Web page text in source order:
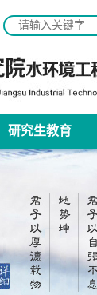
研究生教育